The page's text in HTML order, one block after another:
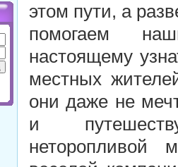
этом пути, а
помогаем
настоящему
местных
они даже не
и
неторопливой